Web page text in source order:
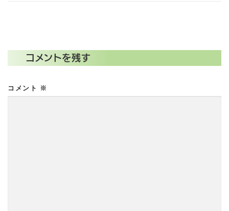
コメントを残す
コメント ※